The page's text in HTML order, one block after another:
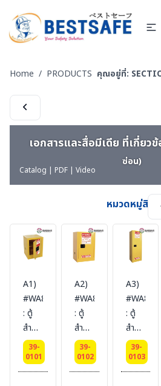
Home / PRODUCTS คุณอยู่ที่: SECTION 39
เอกสารและสื่อมีเดีย ที่เกี่ยว
ซ่อน)
Catalog | PDF | Video
หมวดหมู่สิน
A1)
#WA810040
: ตู้
สำหรับ
เก็บ
ของเหลว
ไวไฟ
39-
0101
A2)
#WA810120
: ตู้
สำหรับ
เก็บ
ของเหลว
ไวไฟ
39-
0102
A3)
: ตู้
สำหรับ
เก็บ
ของเหลว
ไวไฟ
39-
0103